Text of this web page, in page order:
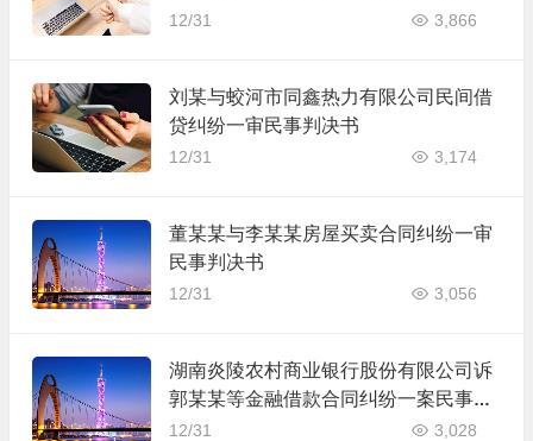
判决书
12/31 3,866
刘某与蛟河市同鑫热力有限公司民间借
贷纠纷一审民事判决书
12/31 3,174
董某某与李某某房屋买卖合同纠纷一审
民事判决书
12/31 3,056
湖南炎陵农村商业银行股份有限公司诉
郭某某等金融借款合同纠纷一案民事判
决书
12/31 3,028